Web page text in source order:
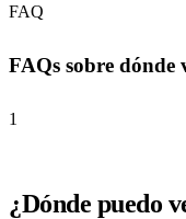
FAQ
FAQs sobre dónde
1
¿Dónde puedo